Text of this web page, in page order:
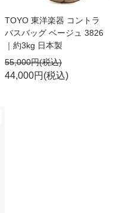
TOYO 東洋楽器 コントラ
バスバッグ ベージュ 3826
｜約3kg 日本製
55,000円(税込)
44,000円(税込)